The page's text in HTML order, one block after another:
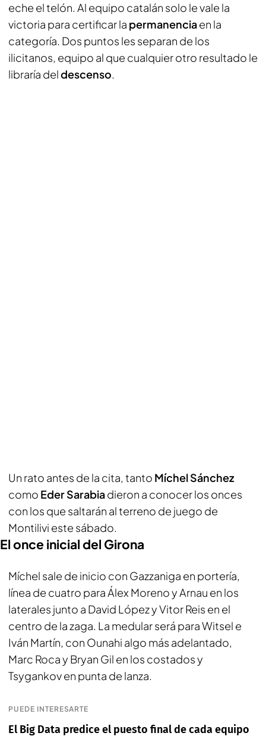
eche el telón. Al equipo catalán solo le vale la
victoria para certificar la permanenciaen la
categoría. Dos puntos les separan de los
ilicitanos, equipo al que cualquier otro resultado le
libraría deldescenso.
Un rato antes de la cita, tanto Míchel Sánchez
como Eder Sarabiadieron a conocer los onces
con los que saltarán al terreno de juego de
Montilivi este sábado.
El once inicial del Girona
Míchel sale de inicio con Gazzaniga en portería,
línea de cuatro para Álex Moreno y Arnau en los
laterales junto a David López y Vitor Reis en el
centro de la zaga. La medular será para Witsel e
Iván Martín, con Ounahi algo más adelantado,
Marc Roca y Bryan Gil en los costados y
Tsygankov en punta de lanza.
PUEDE INTERESARTE
El Big Data predice el puesto final de cada equipo